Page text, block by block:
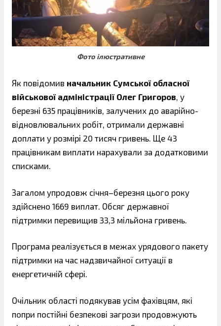
Фото ілюстративне
Як повідомив начальник Сумської обласної
військової адміністрації Олег Григоров, у
березні 635 працівників, залучених до аварійно-
відновлювальних робіт, отримали державні
доплати у розмірі 20 тисяч гривень. Ще 43
працівникам виплати нарахували за додатковими
списками.
Загалом упродовж січня–березня цього року
здійснено 1669 виплат. Обсяг державної
підтримки перевищив 33,3 мільйона гривень.
Програма реалізується в межах урядового пакету
підтримки на час надзвичайної ситуації в
енергетичній сфері.
Очільник області подякував усім фахівцям, які
попри постійні безпекові загрози продовжують